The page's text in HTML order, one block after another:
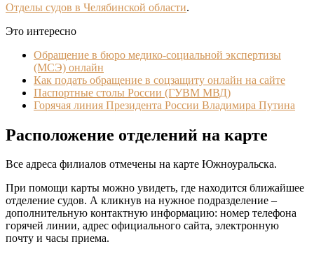
Отделы судов в Челябинской области.
Это интересно
Обращение в бюро медико-социальной экспертизы
(МСЭ) онлайн
Как подать обращение в соцзащиту онлайн на сайте
Паспортные столы России (ГУВМ МВД)
Горячая линия Президента России Владимира Путина
Расположение отделений на карте
Все адреса филиалов отмечены на карте Южноуральска.
При помощи карты можно увидеть, где находится ближайшее
отделение судов. А кликнув на нужное подразделение –
дополнительную контактную информацию: номер телефона
горячей линии, адрес официального сайта, электронную
почту и часы приема.